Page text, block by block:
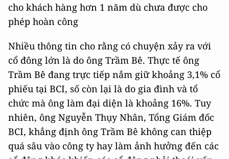
cho khách hàng hơn 1 năm dù chưa được cho
phép hoàn công
Nhiều thông tin cho rằng có chuyện xảy ra với
cổ đông lớn là do ông Trầm Bê. Thực tế ông
Trầm Bê đang trực tiếp nắm giữ khoảng 3,1% cổ
phiếu tại BCI, số còn lại là do gia đình và tổ
chức mà ông làm đại diện là khoảng 16%. Tuy
nhiên, ông Nguyễn Thụy Nhân, Tổng Giám đốc
BCI, khẳng định ông Trầm Bê không can thiệp
quá sâu vào công ty hay làm ảnh hưởng đến các